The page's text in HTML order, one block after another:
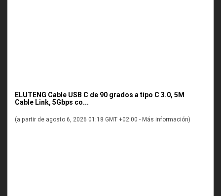
ELUTENG Cable USB C de 90 grados a tipo C 3.0, 5M
Cable Link, 5Gbps co...
(a partir de agosto 6, 2026 01:18 GMT +02:00 - Más información)